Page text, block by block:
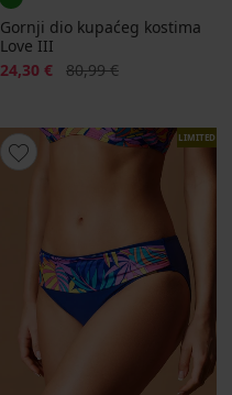
Gornji dio kupaćeg kostima
Love III
Popust
24,30 € Prvobitna cijena
80,99 €
LIMITED